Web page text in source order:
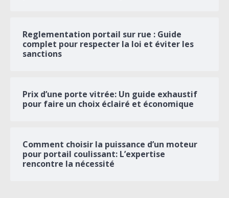
Reglementation portail sur rue : Guide
complet pour respecter la loi et éviter les
sanctions
Prix d’une porte vitrée: Un guide exhaustif
pour faire un choix éclairé et économique
Comment choisir la puissance d’un moteur
pour portail coulissant: L’expertise
rencontre la nécessité